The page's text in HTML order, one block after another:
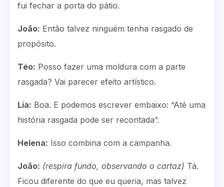
fui fechar a porta do pátio.
João: Então talvez ninguém tenha rasgado de
propósito.
Téo: Posso fazer uma moldura com a parte
rasgada? Vai parecer efeito artístico.
Lia: Boa. E podemos escrever embaixo: “Até uma
história rasgada pode ser recontada”.
Helena: Isso combina com a campanha.
João: (respira fundo, observando o cartaz) Tá.
Ficou diferente do que eu queria, mas talvez